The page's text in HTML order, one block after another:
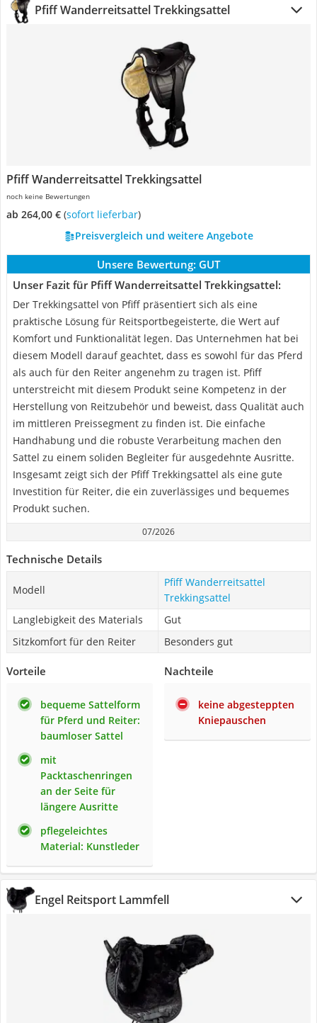
Pfiff Wanderreitsattel Trekkingsattel
Pfiff Wanderreitsattel Trekkingsattel
noch keine Bewertungen
ab 264,00 € ( Sofort lieferbar)
Preisvergleich und weitere Angebote
Unsere Bewertung: GUT
Unser Fazit für Pfiff Wanderreitsattel Trekkingsattel:
Der Trekkingsattel von Pfiff präsentiert sich als eine
praktische Lösung für Reitsportbegeisterte, die Wert auf
Komfort und Funktionalität legen. Das Unternehmen hat bei
diesem Modell darauf geachtet, dass es sowohl für das Pferd
als auch für den Reiter angenehm zu tragen ist. Pfiff
unterstreicht mit diesem Produkt seine Kompetenz in der
Herstellung von Reitzubehör und beweist, dass Qualität auch
im mittleren Preissegment zu finden ist. Die einfache
Handhabung und die robuste Verarbeitung machen den
Sattel zu einem soliden Begleiter für ausgedehnte Ausritte.
Insgesamt zeigt sich der Pfiff Trekkingsattel als eine gute
Investition für Reiter, die ein zuverlässiges und bequemes
Produkt suchen.
07/2026
Technische Details
Modell
Pfiff Wanderreitsattel
Trekkingsattel
Langlebigkeit des Materials
Gut
Sitzkomfort für den Reiter
Besonders gut
Vorteile
bequeme Sattelform
für Pferd und Reiter:
baumloser Sattel
mit
Packtaschenringen
an der Seite für
längere Ausritte
pflegeleichtes
Material: Kunstleder
Nachteile
keine abgesteppten
Kniepauschen
Engel Reitsport Lammfell